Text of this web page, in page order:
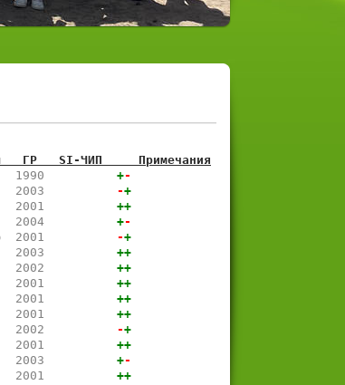
SI-ЧИП     Примечания
б/р   1990 +-
б/р   2003 -+
б/р   2001 ++
б/р   2004 +-
IIIю  2001 -+
б/р   2003 ++
б/р   2002 ++
б/р   2001 ++
б/р   2001 ++
р   2001 ++
б/р   2002 -+
Iю    2001 ++
б/р   2003 +-
Iю    2001 ++